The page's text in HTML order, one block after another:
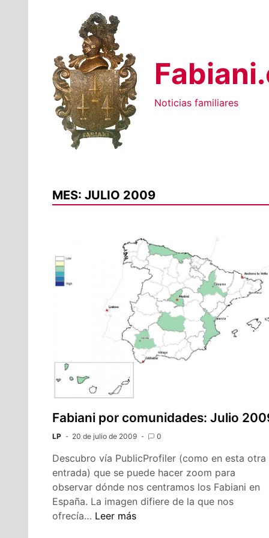
Noticias familiares
MES: JULIO 2009
Fabiani por comunidades: Julio
LP 20 de julio de 2009 0
Descubro vía PublicProfiler (como en esta otra
entrada) que se puede hacer zoom para
observar dónde nos centramos los Fabiani en
España. La imagen difiere de la que nos
ofrecía… Fabiani
Leer más